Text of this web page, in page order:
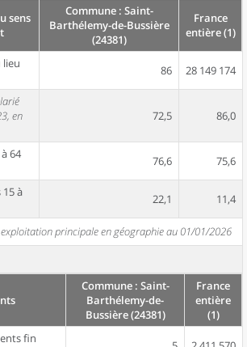
sens
Commune : Saint-
Barthélemy-de-Bussière
(24381)
France
entière (1)
86 28 149 174
en
72,5 86,0
64
76,6 75,6
à
22,1 11,4
exploitation principale en géographie au 01/01/2026
Commune : Saint-
Barthélemy-de-
Bussière (24381)
France
entière
(1)
fin